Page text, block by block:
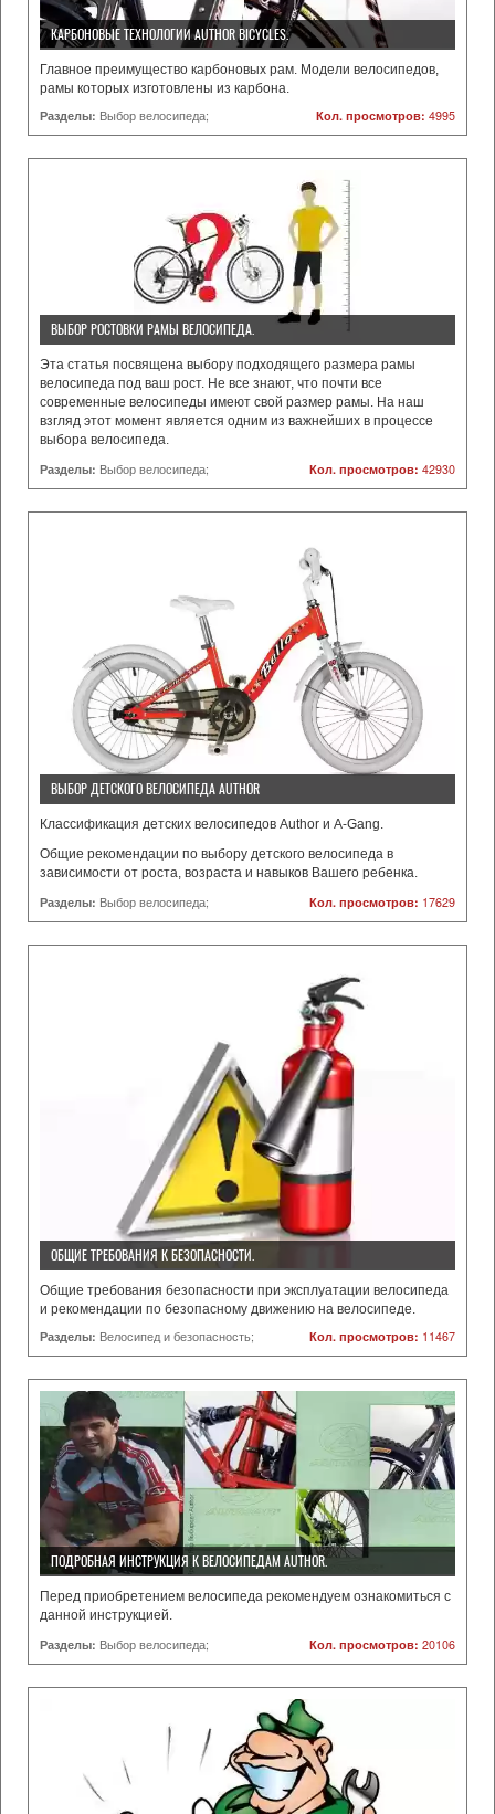
КАРБОНОВЫЕ ТЕХНОЛОГИИ AUTHOR BICYCLES.
Главное преимущество карбоновых рам. Модели велосипедов,
рамы которых изготовлены из карбона.
Кол. просмотров: 4995
Разделы: Выбор велосипеда;
ВЫБОР РОСТОВКИ РАМЫ ВЕЛОСИПЕДА.
Эта статья посвящена выбору подходящего размера рамы
велосипеда под ваш рост. Не все знают, что почти все
современные велосипеды имеют свой размер рамы. На наш
взгляд этот момент является одним из важнейших в процессе
выбора велосипеда.
Кол. просмотров: 42930
Разделы: Выбор велосипеда;
ВЫБОР ДЕТСКОГО ВЕЛОСИПЕДА AUTHOR
Классификация детских велосипедов Author и A-Gang.
Общие рекомендации по выбору детского велосипеда в
зависимости от роста, возраста и навыков Вашего ребенка.
Кол. просмотров: 17629
Разделы: Выбор велосипеда;
ОБЩИЕ ТРЕБОВАНИЯ К БЕЗОПАСНОСТИ.
Общие требования безопасности при эксплуатации велосипеда
и рекомендации по безопасному движению на велосипеде.
Кол. просмотров: 11467
Разделы: Велосипед и безопасность;
ПОДРОБНАЯ ИНСТРУКЦИЯ К ВЕЛОСИПЕДАМ AUTHOR.
Перед приобретением велосипеда рекомендуем ознакомиться с
данной инструкцией.
Кол. просмотров: 20106
Разделы: Выбор велосипеда;